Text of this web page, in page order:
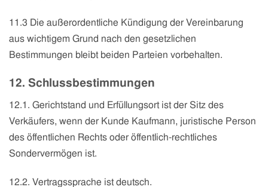
11.3 Die außerordentliche Kündigung der Vereinbarung
aus wichtigem Grund nach den gesetzlichen
Bestimmungen bleibt beiden Parteien vorbehalten.
12. Schlussbestimmungen
12.1. Gerichtstand und Erfüllungsort ist der Sitz des
Verkäufers, wenn der Kunde Kaufmann, juristische Person
des öffentlichen Rechts oder öffentlich-rechtliches
Sondervermögen ist.
12.2. Vertragssprache ist deutsch.